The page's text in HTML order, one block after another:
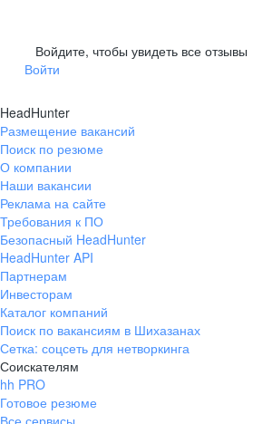
Войдите, чтобы увидеть все отзывы
Войти
HeadHunter
Размещение вакансий
Поиск по резюме
О компании
Наши вакансии
Реклама на сайте
Требования к ПО
Безопасный HeadHunter
HeadHunter API
Партнерам
Инвесторам
Каталог компаний
Поиск по вакансиям в Шихазанах
Сетка: соцсеть для нетворкинга
Соискателям
hh PRO
Готовое резюме